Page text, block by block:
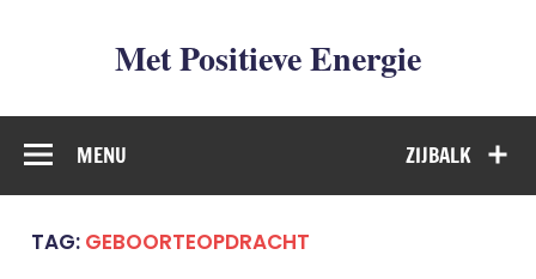
Met Positieve Energie
De weg naar Positief Leven
ZIJBALK
MENU
TAG: GEBOORTEOPDRACHT